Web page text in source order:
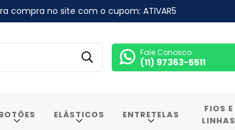
compra no site com o cupom: ATIVAR5
Fale Conosco
(11) 97363-5511
ELÁSTICOS ENTRETELAS
FIOS E
LINHAS